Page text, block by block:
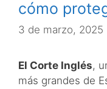
cómo
3 de marzo, 2025
El Corte Inglés,
más grandes de